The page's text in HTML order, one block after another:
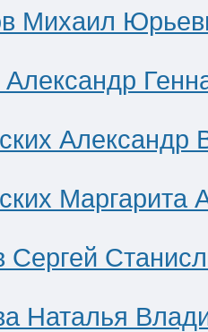
Михаил
Александр
Маргарита
Сергей
Наталья